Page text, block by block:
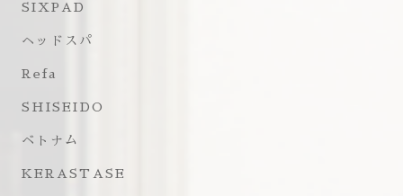
SIXPAD
ヘッドスパ
Refa
SHISEIDO
ベトナム
KERASTASE